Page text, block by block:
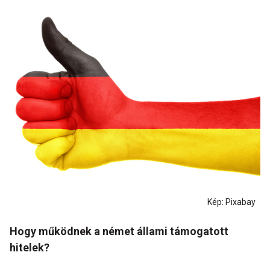
Kép: Pixabay
Hogy működnek a német állami támogatott
hitelek?